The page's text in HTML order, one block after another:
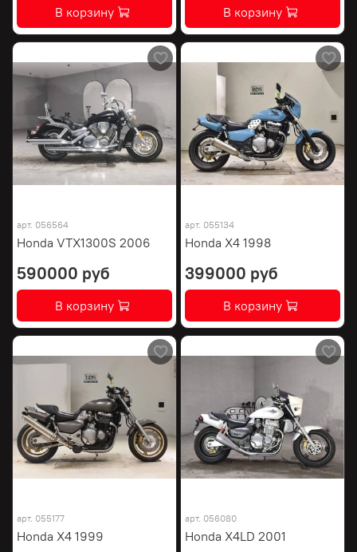
В корзину В корзину
арт. 056564
Honda VTX1300S 2006
590000 руб
В корзину
арт. 055134
Honda X4 1998
399000 руб
В корзину
арт. 055177
Honda X4 1999
арт. 056080
Honda X4LD 2001